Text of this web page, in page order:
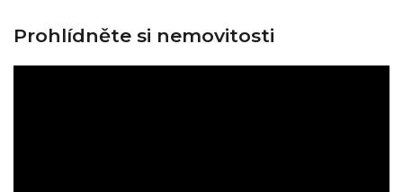
Prohlídněte si nemovitosti